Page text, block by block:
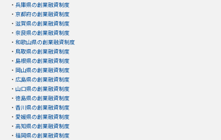
・ 兵庫県の創業融資制度
・ 京都府の創業融資制度
・ 滋賀県の創業融資制度
・ 奈良県の創業融資制度
・ 和歌山県の創業融資制度
・ 鳥取県の創業融資制度
・ 島根県の創業融資制度
・ 岡山県の創業融資制度
・ 広島県の創業融資制度
・ 山口県の創業融資制度
・ 徳島県の創業融資制度
・ 香川県の創業融資制度
・ 愛媛県の創業融資制度
・ 高知県の創業融資制度
・ 福岡県の創業融資制度